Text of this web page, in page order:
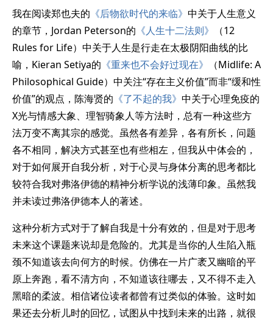
我在阅读郑也夫的 《后物欲时代的来临》 中关于人生意义
的章节，Jordan Peterson的 《人生十二法则》
（12
Rules for Life）中关于人生是行走在太极阴阳曲线的比
喻，Kieran Setiya的 《重来也不会好过现在》
（Midlife: A
Philosophical Guide）中关注“存在主义价值”而非“缓和性
价值”的观点，陈海贤的 《了不起的我》 中关于心理免疫的
X光与情感大象、理智骑象人等方法时，总有一种这些方
法万变不离其宗的感觉。虽然各有差异，各有所长，问题
各不相同，解决方式甚至也有些相左，但我从中体会的，
对于如何展开自我分析，对于心灵与身体分离的思考都比
较符合我对弗洛伊德的精神分析学说的浅薄印象。虽然我
并未读过弗洛伊德本人的著述。
这种分析方式对于了解自我是十分有效的，但是对于思考
未来这个课题来说却是危险的。尤其是当你的人生陷入瓶
颈不知道该去向何方的时候。仿佛在一片广袤又幽暗的平
原上奔跑，看不清方向，不知道该往哪去，又不得不走入
黑暗的柔波。相信诸位读者都曾有过类似的体验。这时如
果还去分析儿时的回忆，试图从中找到未来的出路，就很